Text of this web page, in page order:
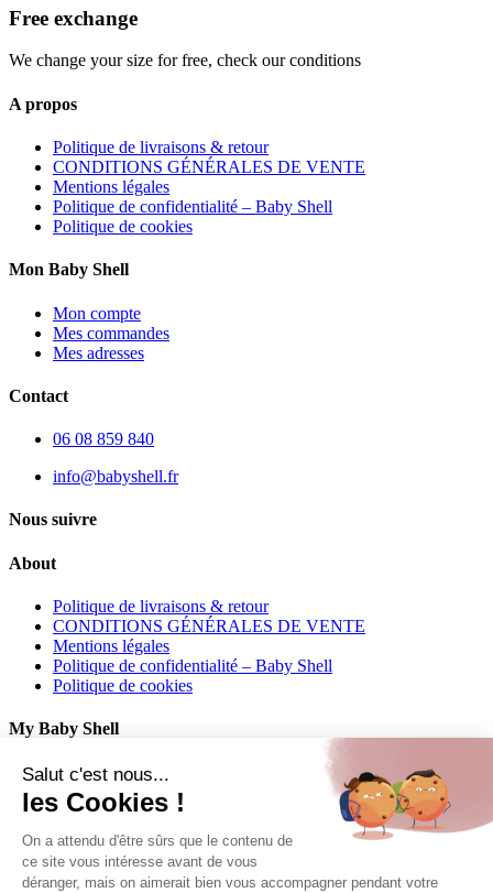
Free exchange
We change your size for free, check our conditions
A propos
Politique de livraisons & retour
CONDITIONS GÉNÉRALES DE VENTE
Mentions légales
Politique de confidentialité – Baby Shell
Politique de cookies
Mon Baby Shell
Mon compte
Mes commandes
Mes adresses
Contact
06 08 859 840
info@babyshell.fr
Nous suivre
About
Politique de livraisons & retour
CONDITIONS GÉNÉRALES DE VENTE
Mentions légales
Politique de confidentialité – Baby Shell
Politique de cookies
My Baby Shell
Mon compte
Mes commandes
Mes adresses
Contact
Salut c'est nous...
les Cookies !
On a attendu d'être sûrs que le contenu de
ce site vous intéresse avant de vous
déranger, mais on aimerait bien vous accompagner pendant votre